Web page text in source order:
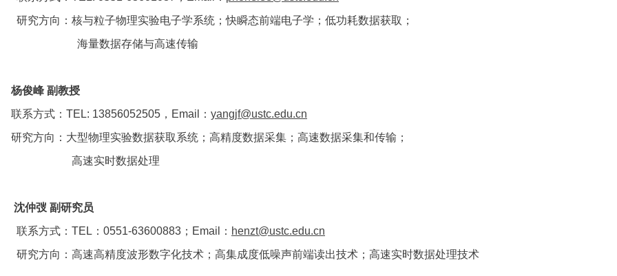
研究方向： 核与粒子物理实验电子学系统；快瞬态前端电子学；低功耗数据获取；
海量数据存储与高速传输
杨俊峰 副教授
联系方式：TEL: 13856052505，Email： yangjf@ustc.edu.cn
研究方向：大型物理实验数据获取系统；高精度数据采集；高速数据采集和传输；
高速实时数据处理
沈仲弢 副研究员
联系方式：TEL：0551-63600883；Email： henzt@ustc.edu.cn
研究方向：高速高精度波形数字化技术；高集成度低噪声前端读出技术；高速实时数据处理技术